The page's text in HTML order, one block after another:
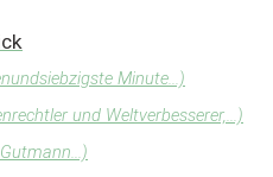
Minute...)
und Weltverbesserer,...)